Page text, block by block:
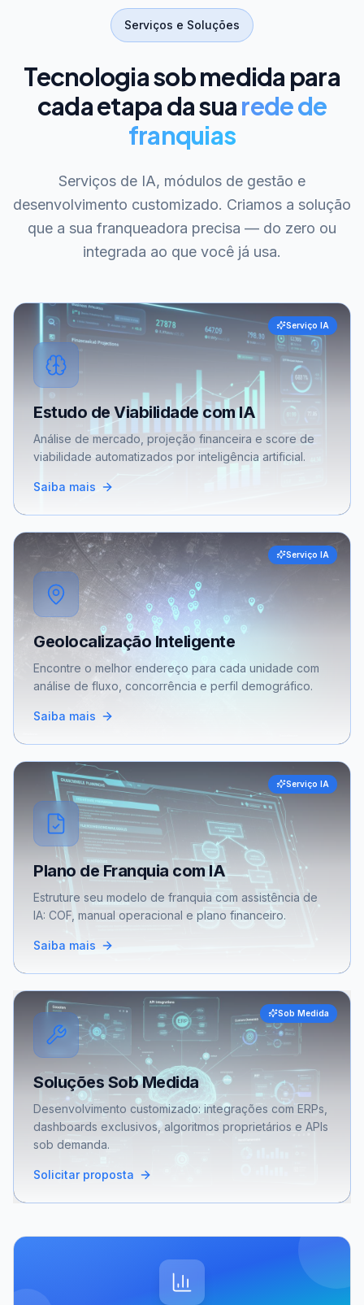
Serviços e Soluções
Tecnologia sob medida para
cada etapa da suarede de
franquias
Serviços de IA, módulos de gestão e
desenvolvimento customizado. Criamos a solução
que a sua franqueadora precisa — do zero ou
integrada ao que você já usa.
Serviço IA
Estudo de Viabilidade com IA
Análise de mercado, projeção financeira e score de
viabilidade automatizados por inteligência artificial.
Saiba mais
Serviço IA
Geolocalização Inteligente
Encontre o melhor endereço para cada unidade com
análise de fluxo, concorrência e perfil demográfico.
Saiba mais
Serviço IA
Plano de Franquia com IA
Estruture seu modelo de franquia com assistência de
IA: COF, manual operacional e plano financeiro.
Saiba mais
Sob Medida
Soluções Sob Medida
Desenvolvimento customizado: integrações com ERPs,
dashboards exclusivos, algoritmos proprietários e APIs
sob demanda.
Solicitar proposta